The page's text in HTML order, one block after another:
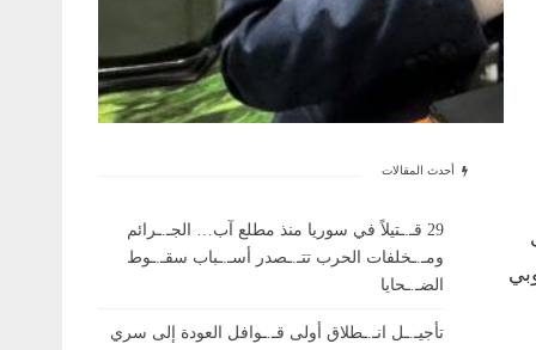
أحدث المقالات
29 قـ.ـتيلاً في سوريا منذ مطلع آب… الجـ.ـرائم
ومـ.ـخلفات الحرب تتـ.ـصدر أسـ.ـباب سقـ.ـوط
الضـ.ـحايا
تأجيـ.ـل انـ.ـطلاق أولى قـ.ـوافل العودة إلى سري